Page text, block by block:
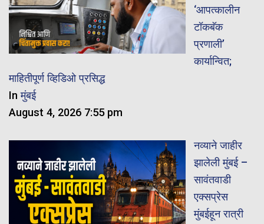
‘आपत्कालीन
टॉकबॅक
प्रणाली’
कार्यान्वित;
माहितीपूर्ण व्हिडिओ प्रसिद्ध
Inमुंबई
August 4, 2026 7:55 pm
नव्याने जाहीर
झालेली मुंबई –
सावंतवाडी
एक्सप्रेस
मुंबईहून रात्री